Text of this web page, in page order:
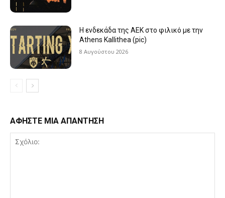
Η ενδεκάδα της ΑΕΚ στο φιλικό με την
Athens Kallithea (pic)
8 Αυγούστου 2026
ΑΦΗΣΤΕ ΜΙΑ ΑΠΑΝΤΗΣΗ